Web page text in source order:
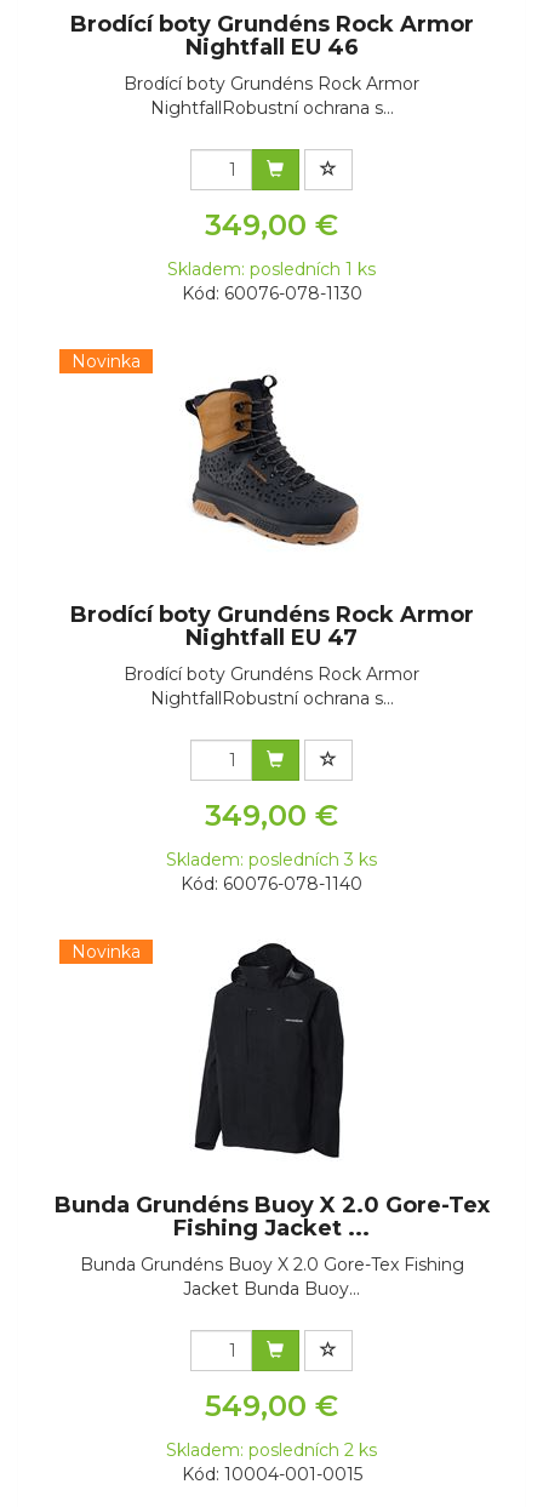
Brodící boty Grundéns Rock Armor
Nightfall EU 46
Brodící boty Grundéns Rock Armor
NightfallRobustní ochrana s...
349,00 €
Skladem: posledních 1 ks
Kód: 60076-078-1130
Novinka
Brodící boty Grundéns Rock Armor
Nightfall EU 47
Brodící boty Grundéns Rock Armor
NightfallRobustní ochrana s...
349,00 €
Skladem: posledních 3 ks
Kód: 60076-078-1140
Novinka
Bunda Grundéns Buoy X 2.0 Gore-Tex
Fishing Jacket ...
Bunda Grundéns Buoy X 2.0 Gore-Tex Fishing
Jacket Bunda Buoy...
549,00 €
Skladem: posledních 2 ks
Kód: 10004-001-0015